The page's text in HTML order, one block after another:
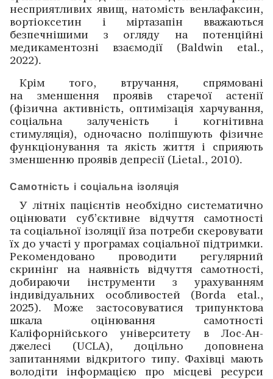
несприятливих явищ, натомість венлафаксин,
вортіоксетин і міртазапін вважаються
безпечнішими з огляду на потенційні
медикаментозні взаємодії (Baldwin etal.,
2022).
Крім того, втручання, спрямовані
на зменшення проявів старечої астенії
(фізична активність, оптимізація харчування,
соціальна залученість і когнітивна
стимуляція), одночасно поліпшують фізичне
функціонування та якість життя і сприяють
зменшенню проявів депресії (Lietal., 2010).
Самотність і соціальна ізоляція
У літніх пацієнтів необхідно систематично
оцінювати суб’єктивне відчуття самотності
та соціальної ізоляції йза потреби скеровувати
їх до участі у програмах соціальної підтримки.
Рекомендовано проводити регулярний
скринінг на наявність відчуття самотності,
добираючи інструменти з урахуванням
індивідуальних особливостей (Borda etal.,
2025). Може застосовуватися трипунктова
шкала оцінювання самотності
Каліфорнійського університету в Лос-Ан­
джелесі (UCLA), доцільно доповнена
запитаннями відкритого типу. Фахівці мають
володіти інформацією про місцеві ресурси